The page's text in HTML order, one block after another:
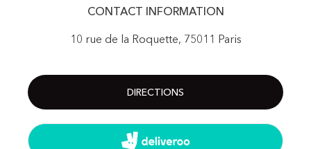
CONTACT INFORMATION
10 rue de la Roquette, 75011 Paris
DIRECTIONS